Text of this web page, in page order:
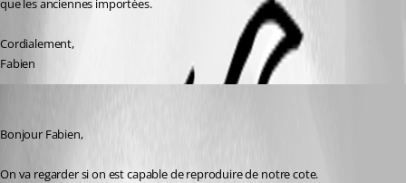
que les anciennes importées.
Cordialement,
Fabien
Bonjour Fabien,
On va regarder si on est capable de reproduire de notre cote.